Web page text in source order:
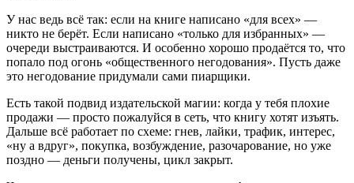
У нас ведь всё так: если на книге написано «для всех» —
никто не берёт. Если написано «только для избранных» —
очереди выстраиваются. И особенно хорошо продаётся то, что
попало под огонь «общественного негодования». Пусть даже
это негодование придумали сами пиарщики.
Есть такой подвид издательской магии: когда у тебя плохие
продажи — просто пожалуйся в сеть, что книгу хотят изъять.
Дальше всё работает по схеме: гнев, лайки, трафик, интерес,
«ну а вдруг», покупка, возбуждение, разочарование, но уже
поздно — деньги получены, цикл закрыт.